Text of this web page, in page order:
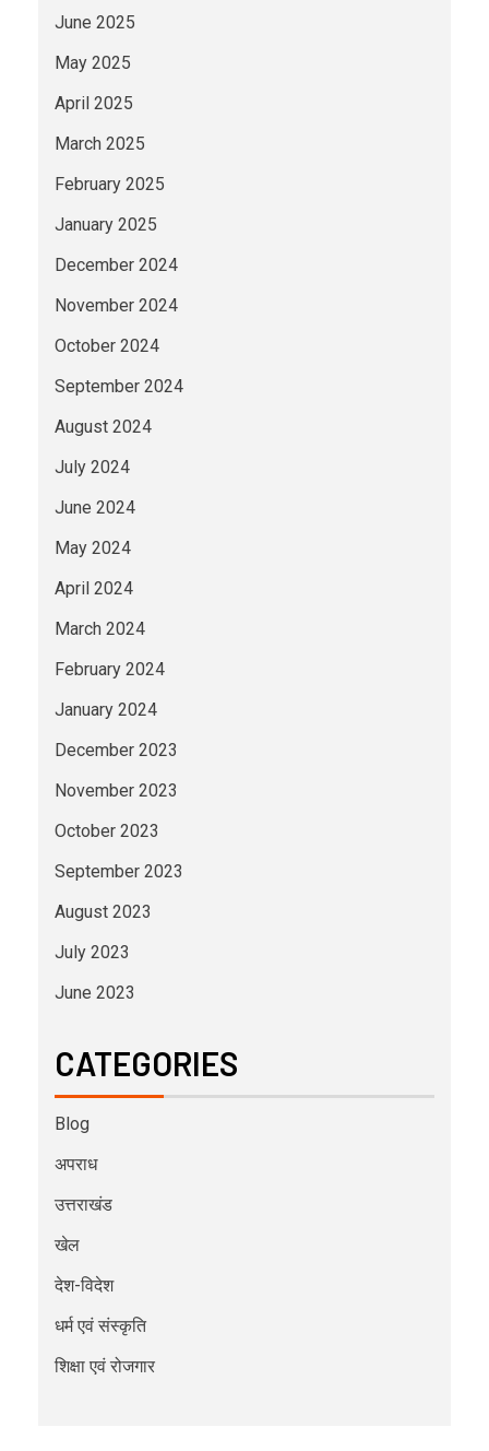
June 2025
May 2025
April 2025
March 2025
February 2025
January 2025
December 2024
November 2024
October 2024
September 2024
August 2024
July 2024
June 2024
May 2024
April 2024
March 2024
February 2024
January 2024
December 2023
November 2023
October 2023
September 2023
August 2023
July 2023
June 2023
CATEGORIES
Blog
अपराध
उत्तराखंड
खेल
देश-विदेश
धर्म एवं संस्कृति
शिक्षा एवं रोजगार